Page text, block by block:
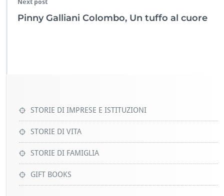
Next post
Pinny Galliani Colombo, Un tuffo al cuore
STORIE DI IMPRESE E ISTITUZIONI
STORIE DI VITA
STORIE DI FAMIGLIA
GIFT BOOKS